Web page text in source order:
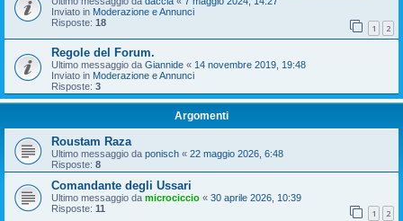
Inviato in Moderazione e Annunci
Risposte: 18 1 2
Regole del Forum.
Ultimo messaggio da Giannide « 14 novembre 2019, 19:48
Inviato in Moderazione e Annunci
Risposte: 3
Argomenti
Roustam Raza
Ultimo messaggio da ponisch « 22 maggio 2026, 6:48
Risposte: 8
Comandante degli Ussari
Ultimo messaggio da microciccio « 30 aprile 2026, 10:39
Risposte: 11 1 2